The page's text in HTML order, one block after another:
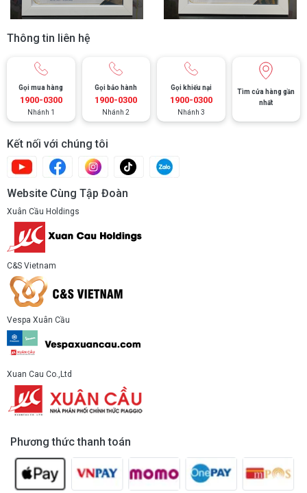
Thông tin liên hệ
Gọi mua hàng
1900-0300
Nhánh 1
Gọi bảo hành
1900-0300
Nhánh 2
Gọi khiếu nại
1900-0300
Nhánh 3
Tìm cửa hàng gần
nhất
Kết nối với chúng tôi
Website Cùng Tập Đoàn
Xuân Cầu Holdings
C&S Vietnam
Vespa Xuân Cầu
Xuan Cau Co.,Ltd
Phương thức thanh toán